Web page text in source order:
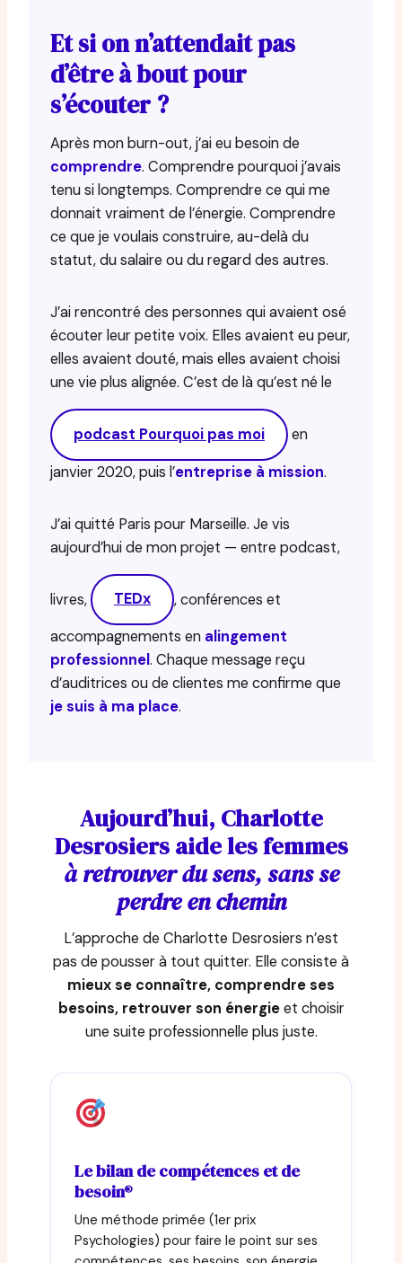
Et si on n’attendait pas
d’être à bout pour
s’écouter ?
Après mon burn-out, j’ai eu besoin de
comprendre. Comprendre pourquoi j’avais
tenu si longtemps. Comprendre ce qui me
donnait vraiment de l’énergie. Comprendre
ce que je voulais construire, au-delà du
statut, du salaire ou du regard des autres.
J’ai rencontré des personnes qui avaient osé
écouter leur petite voix. Elles avaient eu peur,
elles avaient douté, mais elles avaient choisi
une vie plus alignée. C’est de là qu’est né le
podcast Pourquoi pas moi
en
janvier 2020, puis l’entreprise à mission.
J’ai quitté Paris pour Marseille. Je vis
aujourd’hui de mon projet — entre podcast,
livres, TEDx
, conférences et
accompagnements en alingement
professionnel. Chaque message reçu
d’auditrices ou de clientes me confirme que
je suis à ma place.
Aujourd’hui, Charlotte
Desrosiers aide les femmes
à retrouver du sens, sans se
perdre en chemin
L’approche de Charlotte Desrosiers n’est
pas de pousser à tout quitter. Elle consiste à
mieux se connaître, comprendre ses
besoins, retrouver son énergieet choisir
une suite professionnelle plus juste.
Le bilan de compétences et de
besoin®
Une méthode primée (1er prix
Psychologies) pour faire le point sur ses